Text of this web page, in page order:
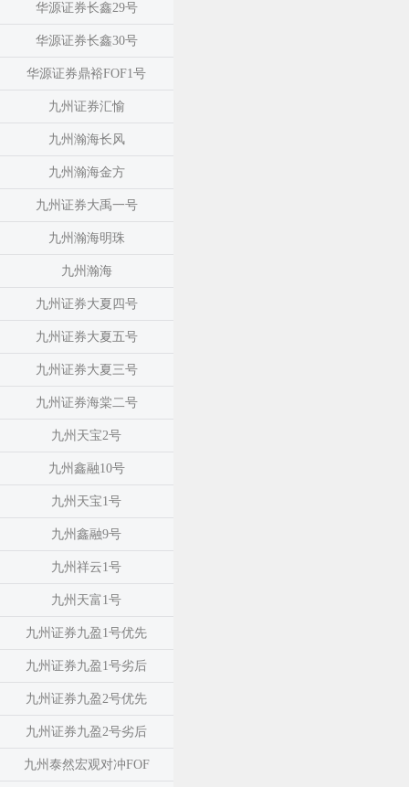
华源证券长鑫29号
华源证券长鑫30号
华源证券鼎裕FOF1号
九州证券汇愉
九州瀚海长风
九州瀚海金方
九州证券大禹一号
九州瀚海明珠
九州瀚海
九州证券大夏四号
九州证券大夏五号
九州证券大夏三号
九州证券海棠二号
九州天宝2号
九州鑫融10号
九州天宝1号
九州鑫融9号
九州祥云1号
九州天富1号
九州证券九盈1号优先
九州证券九盈1号劣后
九州证券九盈2号优先
九州证券九盈2号劣后
九州泰然宏观对冲FOF